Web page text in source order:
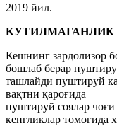
2019 йил.
КУТИЛМАГАНЛИК
Кешнинг зардолизор
бошлаб берар
ташлайди пуштируй
вақтни қароғида
пуштируй соялар чоғи
кенгликлар томоғида